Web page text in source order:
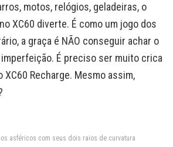
motos, relógios, geladeiras, o
XC60 diverte. É como um jogo dos
a graça é NÃO conseguir achar o
É preciso ser muito crica
Recharge. Mesmo assim,
asféricos com seus dois raios de curvatura